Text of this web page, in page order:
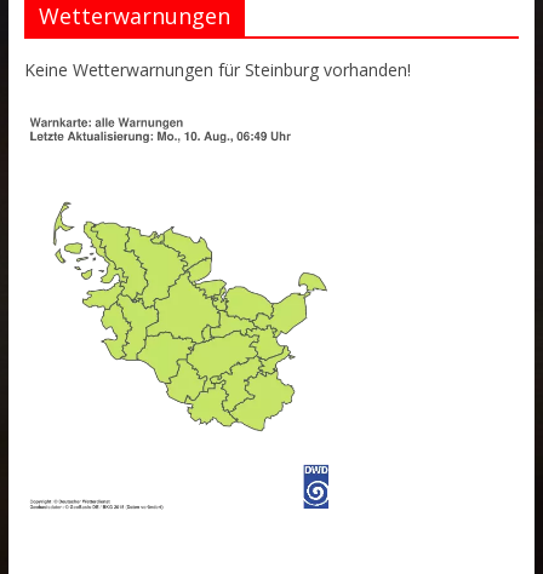
Wetterwarnungen
Keine Wetterwarnungen für Steinburg vorhanden!